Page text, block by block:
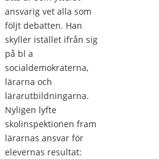
ansvarig vet alla som
följt debatten. Han
skyller istället ifrån sig
på bl a
socialdemokraterna,
lärarna och
lärarutbildningarna.
Nyligen lyfte
skolinspektionen fram
lärarnas ansvar för
elevernas resultat: